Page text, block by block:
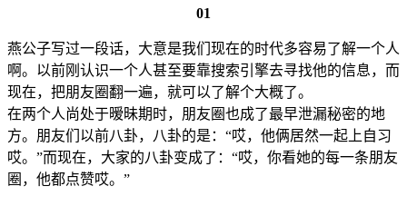
01
燕公子写过一段话，大意是我们现在的时代多容易了解一个人
啊。以前刚认识一个人甚至要靠搜索引擎去寻找他的信息，而
现在，把朋友圈翻一遍，就可以了解个大概了。
在两个人尚处于暧昧期时，朋友圈也成了最早泄漏秘密的地
方。朋友们以前八卦，八卦的是：“哎，他俩居然一起上自习
哎。”而现在，大家的八卦变成了：“哎，你看她的每一条朋友
圈，他都点赞哎。”